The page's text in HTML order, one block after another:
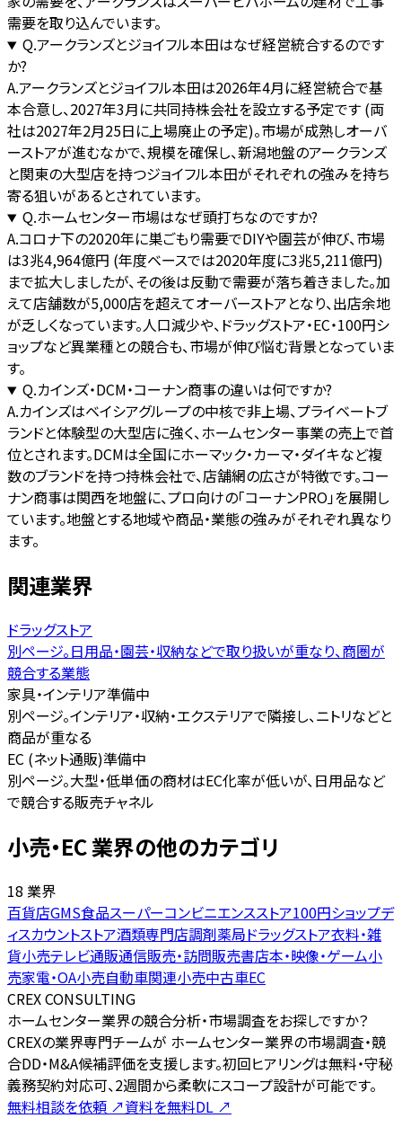
需要を取り込んでいます。
Q.アークランズとジョイフル本田はなぜ経営統合するのです
か?
A.アークランズとジョイフル本田は2026年4月に経営統合で基
本合意し、2027年3月に共同持株会社を設立する予定です (両
社は2027年2月25日に上場廃止の予定)。市場が成熟しオーバ
ーストアが進むなかで、規模を確保し、新潟地盤のアークランズ
と関東の大型店を持つジョイフル本田がそれぞれの強みを持ち
寄る狙いがあるとされています。
Q.ホームセンター市場はなぜ頭打ちなのですか?
A.コロナ下の2020年に巣ごもり需要でDIYや園芸が伸び、市場
は3兆4,964億円 (年度ベースでは2020年度に3兆5,211億円)
まで拡大しましたが、その後は反動で需要が落ち着きました。加
えて店舗数が5,000店を超えてオーバーストアとなり、出店余地
が乏しくなっています。人口減少や、ドラッグストア・EC・100円シ
ョップなど異業種との競合も、市場が伸び悩む背景となっていま
す。
Q.カインズ・DCM・コーナン商事の違いは何ですか?
A.カインズはベイシアグループの中核で非上場、プライベートブ
ランドと体験型の大型店に強く、ホームセンター事業の売上で首
位とされます。DCMは全国にホーマック・カーマ・ダイキなど複
数のブランドを持つ持株会社で、店舗網の広さが特徴です。コー
ナン商事は関西を地盤に、プロ向けの「コーナンPRO」を展開し
ています。地盤とする地域や商品・業態の強みがそれぞれ異なり
ます。
関連業界
ドラッグストア
別ページ。日用品・園芸・収納などで取り扱いが重なり、商圏が
競合する業態
家具・インテリア準備中
別ページ。インテリア・収納・エクステリアで隣接し、ニトリなどと
商品が重なる
EC (ネット通販)準備中
別ページ。大型・低単価の商材はEC化率が低いが、日用品など
で競合する販売チャネル
小売・EC 業界の他のカテゴリ
18 業界
百貨店GMS食品スーパーコンビニエンスストア100円ショップデ
ィスカウントストア酒類専門店調剤薬局ドラッグストア衣料・雑
貨小売テレビ通販通信販売・訪問販売書店本・映像・ゲーム小
売家電・OA小売自動車関連小売中古車EC
CREX CONSULTING
ホームセンター業界の競合分析・市場調査をお探しですか？
CREXの業界専門チームが ホームセンター業界の市場調査・競
合DD・M&A候補評価を支援します。初回ヒアリングは無料・守秘
義務契約対応可、2週間から柔軟にスコープ設計が可能です。
無料相談を依頼 ↗資料を無料DL ↗